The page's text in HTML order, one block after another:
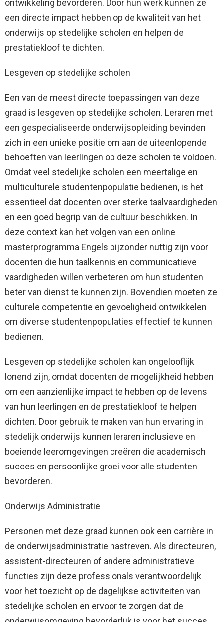
ontwikkeling bevorderen. Door hun werk kunnen ze
een directe impact hebben op de kwaliteit van het
onderwijs op stedelijke scholen en helpen de
prestatiekloof te dichten.
Lesgeven op stedelijke scholen
Een van de meest directe toepassingen van deze
graad is lesgeven op stedelijke scholen. Leraren met
een gespecialiseerde onderwijsopleiding bevinden
zich in een unieke positie om aan de uiteenlopende
behoeften van leerlingen op deze scholen te voldoen.
Omdat veel stedelijke scholen een meertalige en
multiculturele studentenpopulatie bedienen, is het
essentieel dat docenten over sterke taalvaardigheden
en een goed begrip van de cultuur beschikken. In
deze context kan het volgen van een online
masterprogramma Engels bijzonder nuttig zijn voor
docenten die hun taalkennis en communicatieve
vaardigheden willen verbeteren om hun studenten
beter van dienst te kunnen zijn. Bovendien moeten ze
culturele competentie en gevoeligheid ontwikkelen
om diverse studentenpopulaties effectief te kunnen
bedienen.
Lesgeven op stedelijke scholen kan ongelooflijk
lonend zijn, omdat docenten de mogelijkheid hebben
om een ​​aanzienlijke impact te hebben op de levens
van hun leerlingen en de prestatiekloof te helpen
dichten. Door gebruik te maken van hun ervaring in
stedelijk onderwijs kunnen leraren inclusieve en
boeiende leeromgevingen creëren die academisch
succes en persoonlijke groei voor alle studenten
bevorderen.
Onderwijs Administratie
Personen met deze graad kunnen ook een carrière in
de onderwijsadministratie nastreven. Als directeuren,
assistent-directeuren of andere administratieve
functies zijn deze professionals verantwoordelijk
voor het toezicht op de dagelijkse activiteiten van
stedelijke scholen en ervoor te zorgen dat de